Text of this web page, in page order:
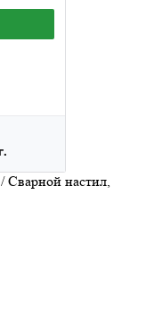
/ Сварной настил,